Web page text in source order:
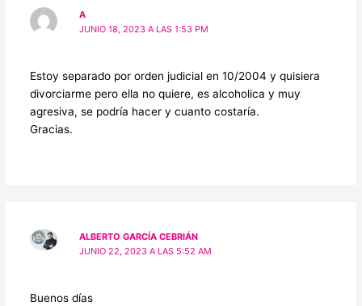
A
JUNIO 18, 2023 A LAS 1:53 PM
Estoy separado por orden judicial en 10/2004 y quisiera
divorciarme pero ella no quiere, es alcoholica y muy
agresiva, se podría hacer y cuanto costaría.
Gracias.
ALBERTO GARCÍA CEBRIÁN
JUNIO 22, 2023 A LAS 5:52 AM
Buenos días